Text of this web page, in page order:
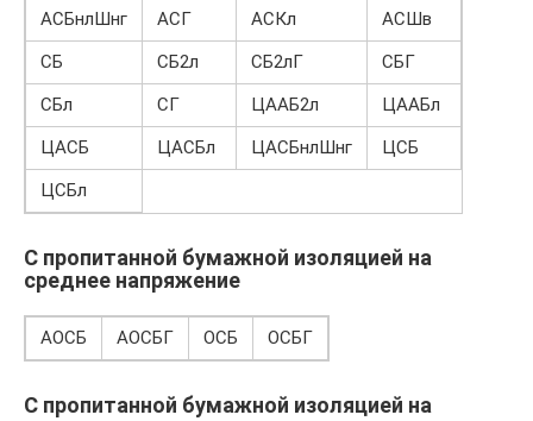
АСБнлШнг
АСГ АСКл
АСШв
СБ
СБ2л СБ2лГ
СБГ
СБл
СГ ЦААБ2л
ЦААБл
ЦАСБ
ЦАСБл ЦАСБнлШнг
ЦСБ
ЦСБл
С пропитанной бумажной изоляцией на
среднее напряжение
АОСБ АОСБГ ОСБ ОСБГ
С пропитанной бумажной изоляцией на